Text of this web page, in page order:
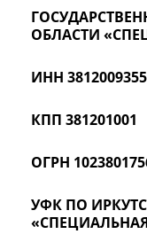
ОБЛАСТИ
ИНН 3812009355
КПП 381201001
ОГРН
УФК ПО